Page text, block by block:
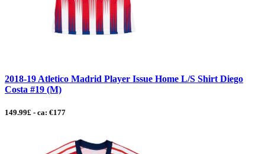
2018-19 Atletico Madrid Player Issue Home L/S Shirt Diego
Costa #19 (M)
149.99£ - ca: €177